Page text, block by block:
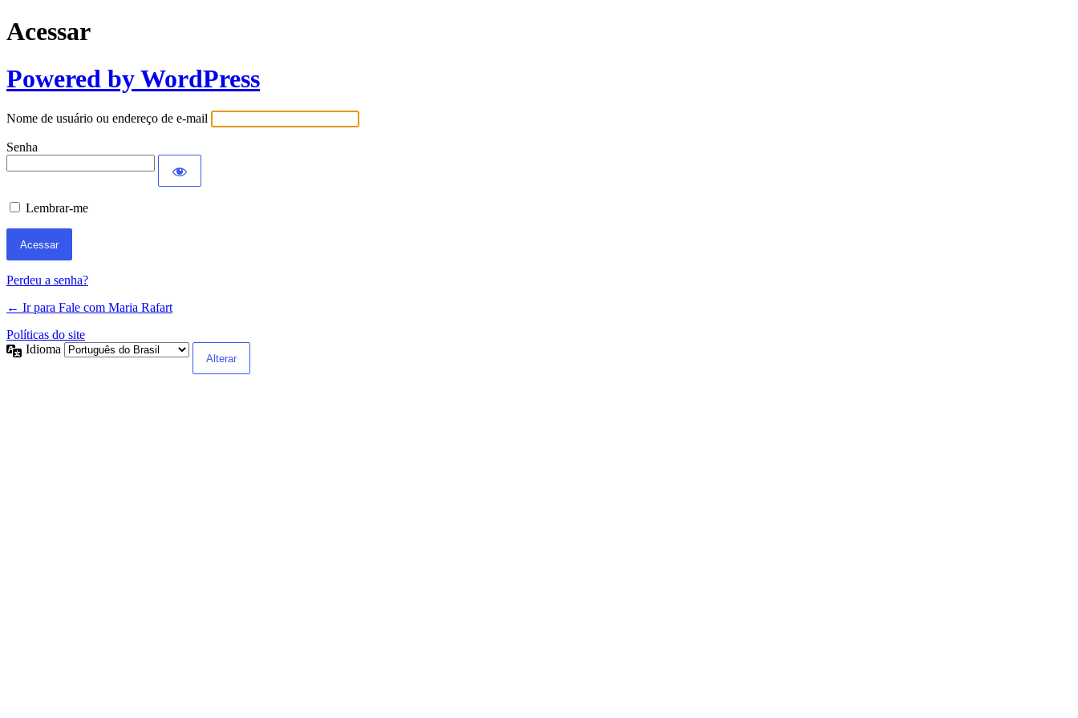
Acessar
Powered by WordPress
Nome de usuário ou endereço de e-mail
Senha
Lembrar-me
Perdeu a senha?
← Ir para Fale com Maria Rafart
Políticas do site
Idioma